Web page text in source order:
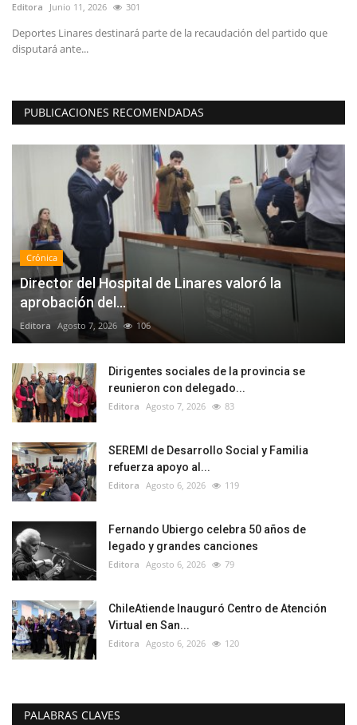
Editora Junio 11, 2026 301
Deportes Linares destinará parte de la recaudación del partido que
disputará ante...
PUBLICACIONES RECOMENDADAS
Crónica
Director del Hospital de Linares valoró la
aprobación del...
Editora Agosto 7, 2026 106
Dirigentes sociales de la provincia se
reunieron con delegado...
Editora Agosto 7, 2026 83
SEREMI de Desarrollo Social y Familia
refuerza apoyo al...
Editora Agosto 6, 2026 119
Fernando Ubiergo celebra 50 años de
legado y grandes canciones
Editora Agosto 6, 2026 79
ChileAtiende Inauguró Centro de Atención
Virtual en San...
Editora Agosto 6, 2026 120
PALABRAS CLAVES